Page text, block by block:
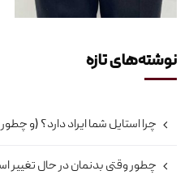
نوشته‌های تازه
چرا استایل شما ایراد دارد؟ (و
چطور وقتی بدنمان در حال تغییر